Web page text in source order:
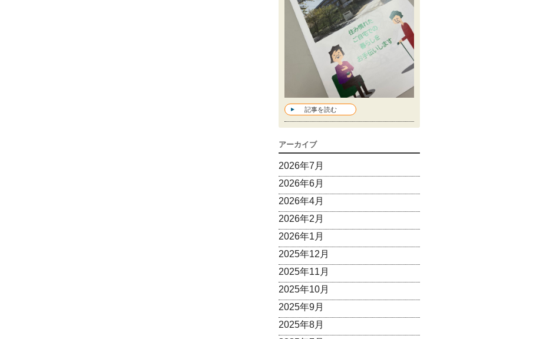
記事を読む
アーカイブ
2026年7月
2026年6月
2026年4月
2026年2月
2026年1月
2025年12月
2025年11月
2025年10月
2025年9月
2025年8月